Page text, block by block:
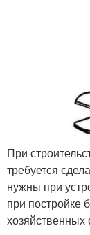
Бур для
Бур для
При
требуется
нужны при
при постройке
хозяйственных